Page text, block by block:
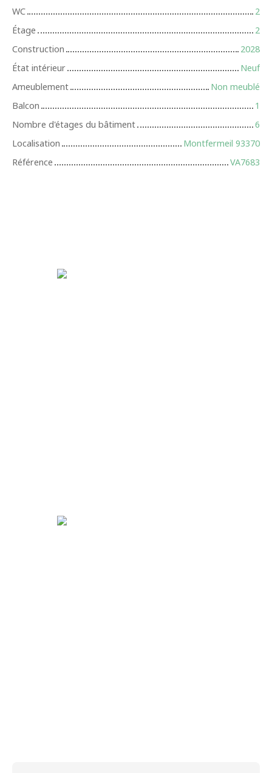
WC
2
Étage
2
Construction
2028
État intérieur
Neuf
Ameublement
Non meublé
Balcon
1
Nombre d'étages du bâtiment
6
Localisation
Montfermeil 93370
Référence
VA7683